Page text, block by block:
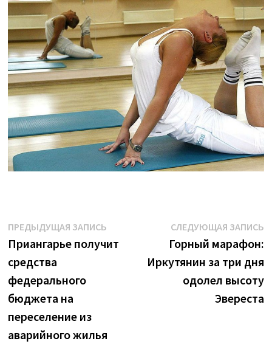
Навигация
по
записям
ПРЕДЫДУЩАЯ ЗАПИСЬПредыдущая
запись:
Приангарье получит
средства
федерального
бюджета на
переселение из
аварийного жилья
СЛЕДУЮЩАЯ ЗАПИСЬ
Горный марафон:
Иркутянин за три дня
одолел высоту
Эвереста